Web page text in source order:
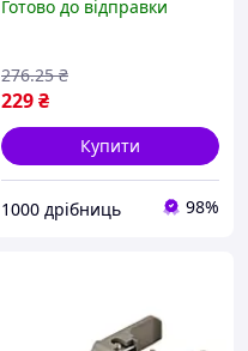
мм2 для дроту обрізка та
Готово до відправки
229₴
276.25 ₴
Купити
1000 дрібниць 98%